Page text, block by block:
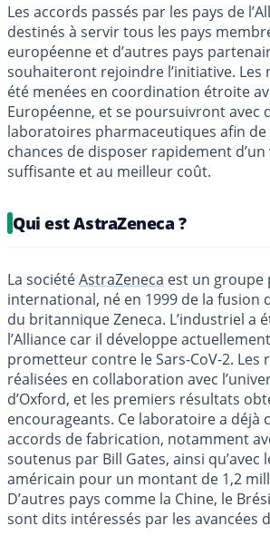
Les accords passés par les pays de
destinés à servir tous les pays
européenne et d’autres pays
souhaiteront rejoindre l’initiative. Les
été menées en coordination étroite
Européenne, et se poursuivront avec
laboratoires pharmaceutiques afin de
chances de disposer rapidement
suffisante et au meilleur coût.
Qui est AstraZeneca ?
La sociétéAstraZeneca est un
international, né en 1999 de la fusion
du britannique Zeneca. L’industriel a
l’Alliance car il développe
prometteur contre le Sars-CoV-2. Les
réalisées en collaboration avec
d’Oxford, et les premiers résultats
encourageants. Ce laboratoire a déjà
accords de fabrication, notamment
soutenus par Bill Gates, ainsi qu’avec
américain pour un montant de 1,2
D’autres pays comme la Chine, le
sont dits intéressés par les avancées